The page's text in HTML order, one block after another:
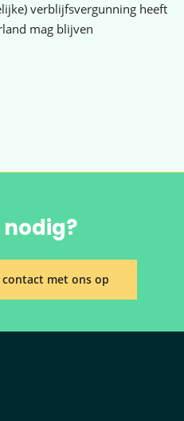
verblijfsvergunning heeft
mag blijven
met ons op